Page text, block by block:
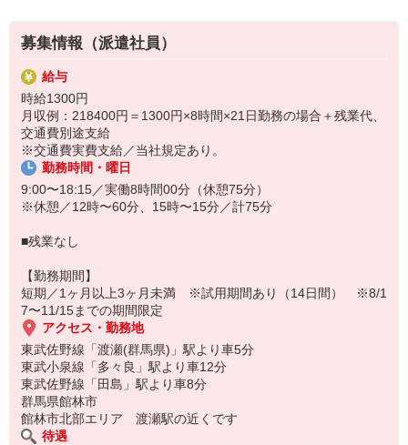
＜働いている年齢層＞20代〜50代
＜男女比＞男女同程度
・PPバンドで、くるっと結束
・ハンドリフトで出荷エリアに運ぶ
＜ポイント＞
■9:00〜18:15
■残業なし！毎日定時で帰れます！
■土・日・祝完全休み
■各自もくもく作業
■期間限定でサクッと稼げます♪
募集情報（派遣社員）
給与
時給1300円
月収例：218400円＝1300円×8時間×21日勤務の場合＋残業代、
交通費別途支給
※交通費実費支給／当社規定あり。
勤務時間・曜日
9:00〜18:15／実働8時間00分（休憩75分）
※休憩／12時〜60分、15時〜15分／計75分
■残業なし
【勤務期間】
短期／1ヶ月以上3ヶ月未満 ※試用期間あり（14日間） ※8/1
7〜11/15までの期間限定
アクセス・勤務地
東武佐野線「渡瀬(群馬県)」駅より車5分
東武小泉線「多々良」駅より車12分
東武佐野線「田島」駅より車8分
群馬県館林市
館林市北部エリア 渡瀬駅の近くです
待遇